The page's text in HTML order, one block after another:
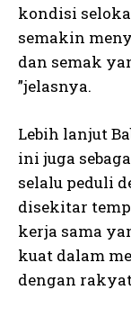
kondisi
semakin
dan semak
”jelasnya.
Lebih lanjut
ini juga
selalu peduli
disekitar
kerja sama
kuat dalam
dengan